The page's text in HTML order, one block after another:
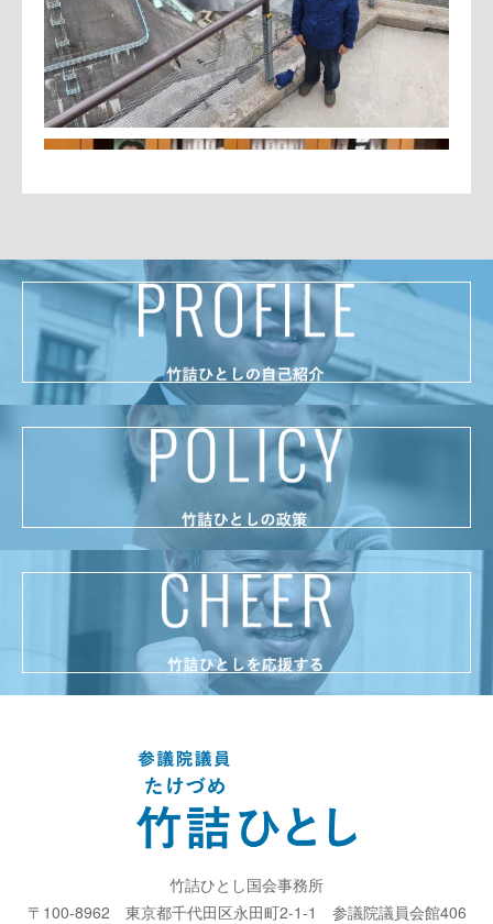
竹詰ひとし国会事務所
〒100-8962
東京都千代田区永田町2-1-1
参議院議員会館406